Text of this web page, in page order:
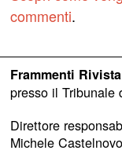
commenti.
Frammenti
presso il Tribunale
Direttore
Michele Castelnovo